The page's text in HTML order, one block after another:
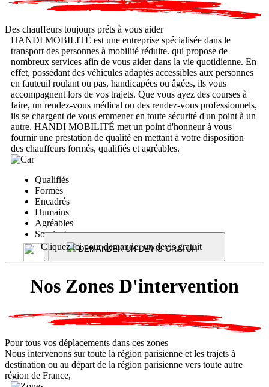
Des chauffeurs toujours préts à vous aider
HANDI MOBILITÉ est une entreprise spécialisée dans le
transport des personnes à mobilité réduite. qui propose de
nombreux services afin de vous aider dans la vie quotidienne. En
effet, possédant des véhicules adaptés accessibles aux personnes
en fauteuil roulant ou pas, handicapées ou âgées, ils vous
accompagnent lors de vos trajets. Que vous ayez des courses à
faire, un rendez-vous médical ou des rendez-vous professionnels,
ils se chargent de vous emmener en toute sécurité d'un point à un
autre. HANDI MOBILITÉ met un point d'honneur à vous
fournir une prestation de qualité en mettant à votre disposition
des chauffeurs formés, qualifiés et agréables.
Qualifiés
Formés
Encadrés
Humains
Agréables
Souriants
Cliquez ici pour demander un devis gratuit
DEMANDER UN DEVIS GRATUIT
Nos Zones D'intervention
Pour tous vos déplacements dans ces zones
Nous intervenons sur toute la région parisienne et les trajets à
destination ou au départ de la région parisienne vers toute autre
région de France,